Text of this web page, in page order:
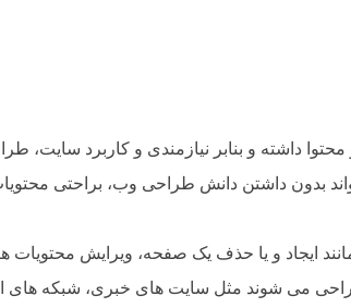
داشته و بنابر نیازمندی و کاربرد سایت،
بدون داشتن دانش طراحی وب، براحتی
ایجاد و یا حذف یک صفحه، ویرایش
می شوند مثل سایت های خبری، شبکه های